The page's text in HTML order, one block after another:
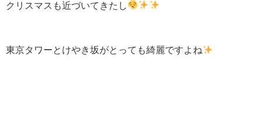
クリスマスも近づいてきたし
東京タワーとけやき坂がとっても綺麗ですよね